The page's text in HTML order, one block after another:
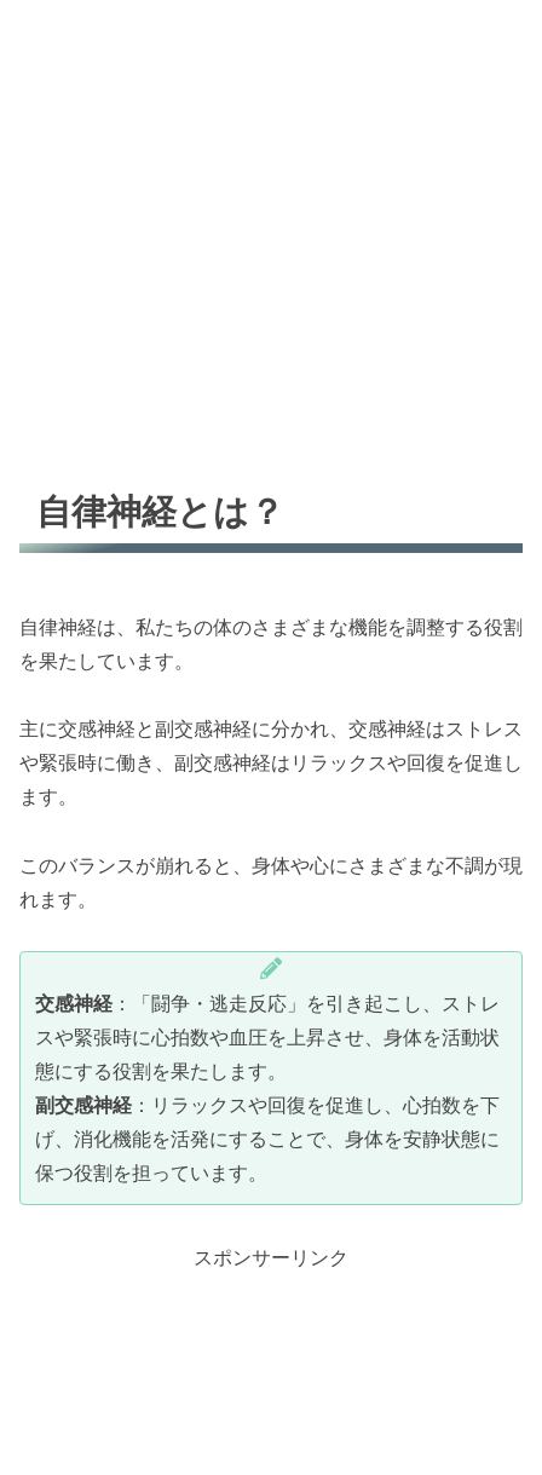
自律神経とは？
自律神経は、私たちの体のさまざまな機能を調整する役割
を果たしています。
主に交感神経と副交感神経に分かれ、交感神経はストレス
や緊張時に働き、副交感神経はリラックスや回復を促進し
ます。
このバランスが崩れると、身体や心にさまざまな不調が現
れます。
交感神経 ：「闘争・逃走反応」を引き起こし、ストレ
スや緊張時に心拍数や血圧を上昇させ、身体を活動状
態にする役割を果たします。
副交感神経 ：リラックスや回復を促進し、心拍数を下
げ、消化機能を活発にすることで、身体を安静状態に
保つ役割を担っています。
スポンサーリンク